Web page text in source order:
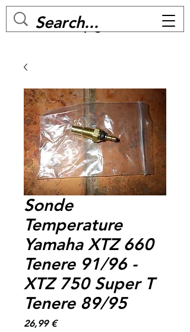
MC BIKE Perpignan
Sonde
Temperature
Yamaha XTZ 660
Tenere 91/96 -
XTZ 750 Super T
Tenere 89/95
26,99 €Prix